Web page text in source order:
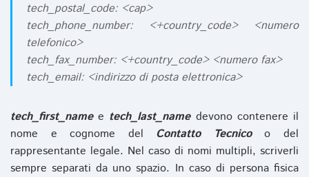
tech_postal_code: <cap>
tech_phone_number: <+country_code> <numero
telefonico>
tech_fax_number: <+country_code> <numero fax>
tech_email: <indirizzo di posta elettronica>
tech_first_namee tech_last_namedevono contenere il
nome e cognome del Contatto Tecnicoo del
rappresentante legale. Nel caso di nomi multipli, scriverli
sempre separati da uno spazio. In caso di persona fisica